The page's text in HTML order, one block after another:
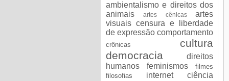
ambientalismo e direitos dos
animais
artes cênicas
artes
visuais censura e liberdade
de expressão comportamento
crônicas
cultura
democracia
direitos
humanos
feminismos
filmes
filosofias
internet ciência